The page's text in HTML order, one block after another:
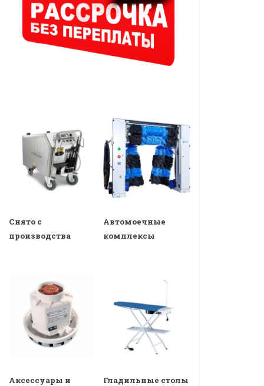
Снято с
производства
Автомоечные
комплексы
Аксессуары и
Гладильные столы